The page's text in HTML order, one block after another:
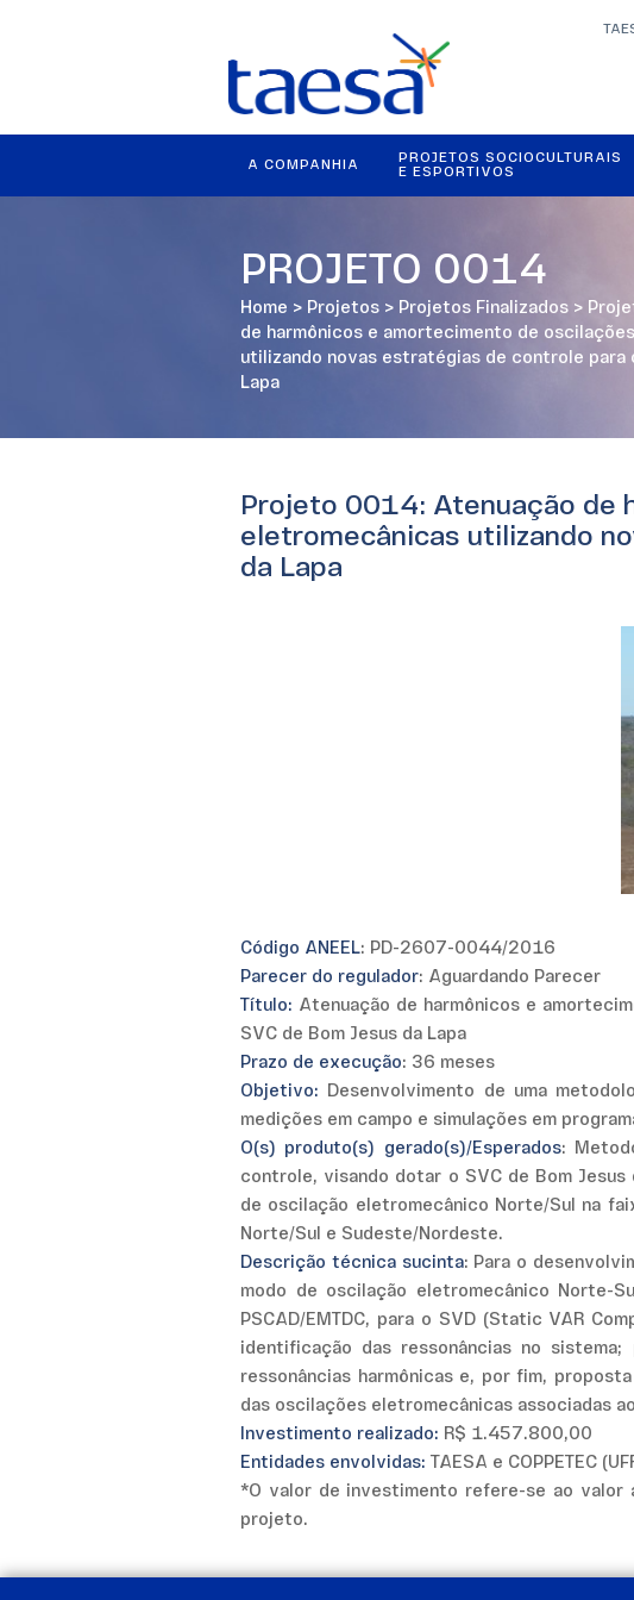
A COMPANHIA
PROJETOS SOCIOCULTURAIS
E ESPORTIVOS
PROJETO 0014
Home > Projetos > Projetos Finalizados >
de harmônicos e amortecimento de
utilizando novas estratégias de controle para
Lapa
Projeto 0014: Atenuação de
eletromecânicas utilizando
da Lapa
Código ANEEL: PD-2607-0044/2016
Parecer do regulador: Aguardando Parecer
Título: Atenuação de harmônicos e
SVC de Bom Jesus da Lapa
Prazo de execução: 36 meses
Objetivo: Desenvolvimento de uma
medições em campo e simulações em
O(s) produto(s) gerado(s)/Esperados:
controle, visando dotar o SVC de Bom Jesus
de oscilação eletromecânico Norte/Sul na
Norte/Sul e Sudeste/Nordeste.
Descrição técnica sucinta: Para o
modo de oscilação eletromecânico Norte-
PSCAD/EMTDC, para o SVD (Static VAR
identificação das ressonâncias no
ressonâncias harmônicas e, por fim,
das oscilações eletromecânicas associadas
Investimento realizado: R$ 1.457.800,00
Entidades envolvidas: TAESA e COPPETEC
*O valor de investimento refere-se ao valor
projeto.